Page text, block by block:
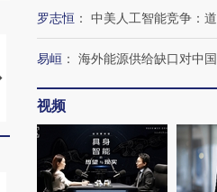
马航飞行员跨国走私7万
粒摇头丸 尿检体内含3种
罗志恒 ： 中美人工智能竞争：
易峘 ： 海外能源供给缺口对中
视频